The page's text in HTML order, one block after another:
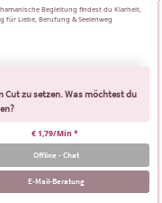
Begleitung findest du Klarheit,
für Liebe, Berufung & Seelenweg
Offline - Chat
€ 1,79/Min *
E-Mail-Beratung
zu setzen. Was möchtest du